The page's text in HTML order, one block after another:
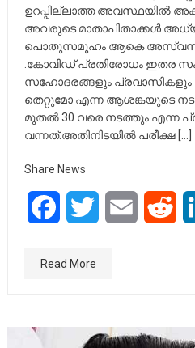
ഉറപ്പില്ലാത്ത അവസ്ഥയിൽ
അവരുടെ മാതാപിതാക്കൾ
പൊതുസമൂഹം ആകെ
.കോവിഡ് പ്രതിരോധം ഇതര
സഹോദരങ്ങളും പ്രവാസികളും
തെറ്റുമോ എന്ന ആശങ്കയുടെ
മുതൽ 30 വരെ നടത്തും എന്ന
വന്നത്.അതിനിടയിൽ പരീക്ഷ […]
Share News
FacebookTwitter Email
Read More